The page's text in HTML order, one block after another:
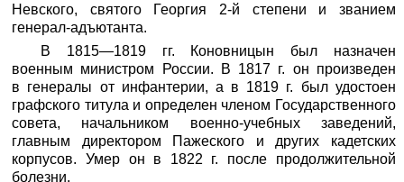
Невского, святого Георгия 2-й степени и званием
генерал-адъютанта.
В 1815—1819 гг. Коновницын был назначен
военным министром России. В 1817 г. он произведен
в генералы от инфантерии, а в 1819 г. был удостоен
графского титула и определен членом Государственного
совета, начальником военно-учебных заведений,
главным директором Пажеского и других кадетских
корпусов. Умер он в 1822 г. после продолжительной
болезни.